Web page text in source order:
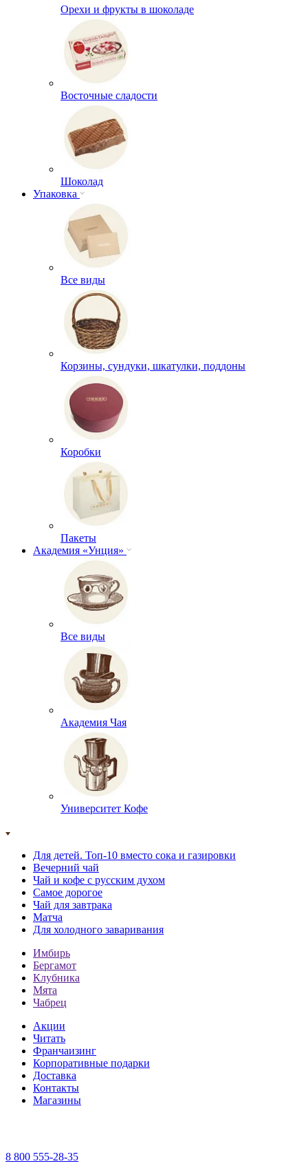
Орехи и фрукты в шоколаде
Восточные сладости
Шоколад
Упаковка
Все виды
Корзины, сундуки, шкатулки, поддоны
Коробки
Пакеты
Академия «Унция»
Все виды
Академия Чая
Университет Кофе
Для детей. Топ-10 вместо сока и газировки
Вечерний чай
Чай и кофе с русским духом
Самое дорогое
Чай для завтрака
Матча
Для холодного заваривания
Имбирь
Бергамот
Клубника
Мята
Чабрец
Акции
Читать
Франчаизинг
Корпоративные подарки
Доставка
Контакты
Магазины
8 800 555-28-35